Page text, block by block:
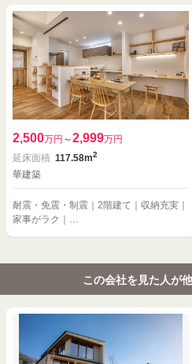
2,500万円 ～2,999万円
延床面積 117.58m2
華建築
耐震・免震・制震｜2階建て｜収納充実｜
家事がラク｜…
この会社を見た人が